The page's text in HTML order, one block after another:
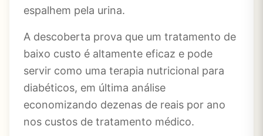
espalhem pela urina.
A descoberta prova que um tratamento de
baixo custo é altamente eficaz e pode
servir como uma terapia nutricional para
diabéticos, em última análise
economizando dezenas de reais por ano
nos custos de tratamento médico.